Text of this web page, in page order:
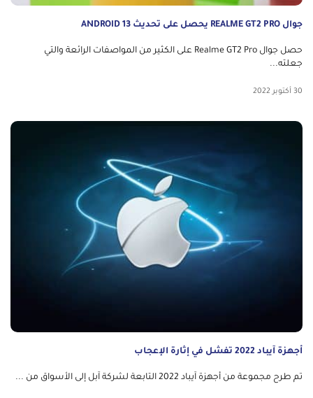
جوال REALME GT2 PRO يحصل على تحديث ANDROID 13
حصل جوال Realme GT2 Pro على الكثير من المواصفات الرائعة والتي
جعلته...
30 أكتوبر 2022
أجهزة آيباد 2022 تفشل في إثارة الإعجاب
تم طرح مجموعة من أجهزة آيباد 2022 التابعة لشركة آبل إلى الأسواق من ...